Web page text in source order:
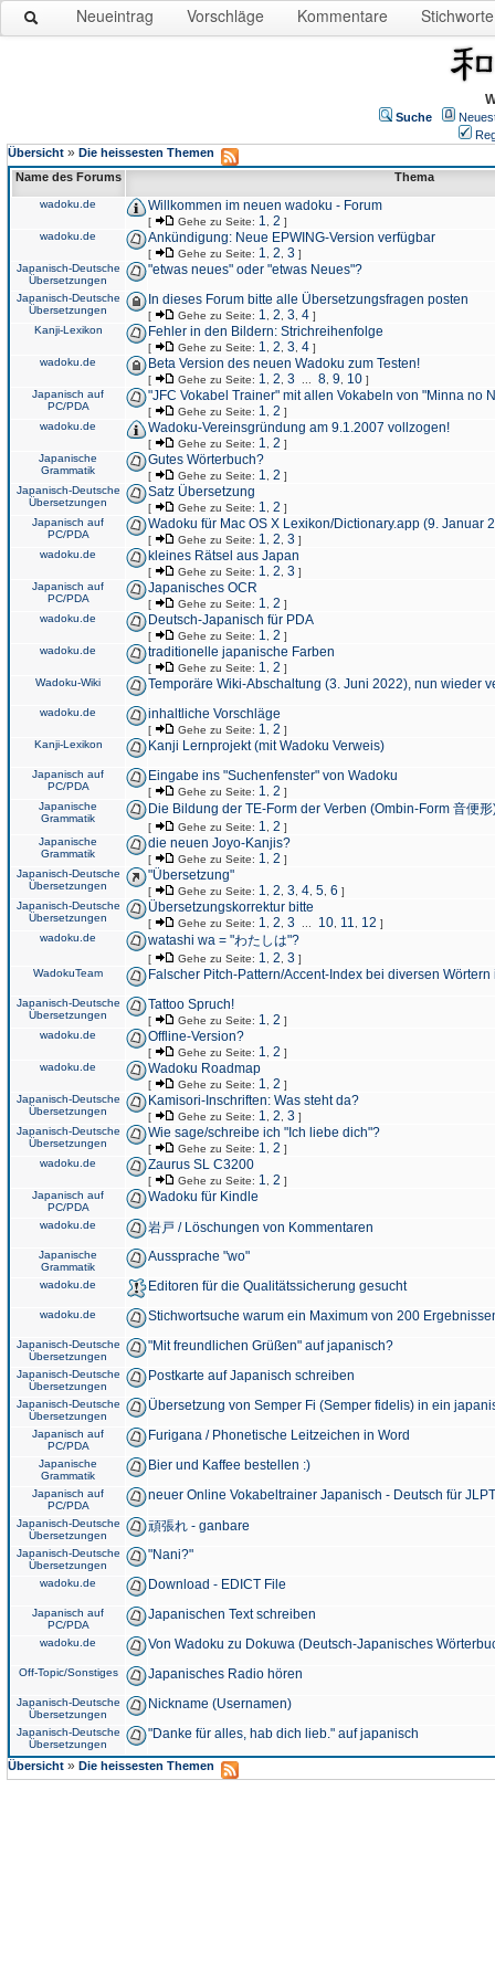
Neueintrag Vorschläge Kommentare Stichworte
Suche
Übersicht » Die heissesten Themen
Name des Forums
Thema
wadoku.de Willkommen im neuen wadoku - Forum
[ Gehe zu Seite: 1 2 ]
wadoku.de
Ankündigung: Neue EPWING-Version verfügbar
[ Gehe zu Seite: 1 2 3 ]
Japanisch-Deutsche
Übersetzungen
"etwas neues" oder "etwas Neues"?
Japanisch-Deutsche
Übersetzungen
In dieses Forum bitte alle Übersetzungsfragen posten
[ Gehe zu Seite: 1 2 3 4 ]
Kanji-Lexikon
Fehler in den Bildern: Strichreihenfolge
[ Gehe zu Seite: 1 2 3 4 ]
wadoku.de
Beta Version des neuen Wadoku zum Testen!
[ Gehe zu Seite: 1 2 3 8 9 10 ]
Japanisch auf
PC/PDA
"JFC Vokabel Trainer" mit allen Vokabeln von "Minna no
[ Gehe zu Seite: 1 2 ]
wadoku.de
Wadoku-Vereinsgründung am 9.1.2007 vollzogen!
[ Gehe zu Seite: 1 2 ]
Japanische
Grammatik
Gutes Wörterbuch?
[ Gehe zu Seite: 1 2 ]
Japanisch-Deutsche
Übersetzungen
Satz Übersetzung
[ Gehe zu Seite: 1 2 ]
Japanisch auf
PC/PDA
Wadoku für Mac OS X Lexikon/Dictionary.app (9. Januar
[ Gehe zu Seite: 1 2 3 ]
wadoku.de
kleines Rätsel aus Japan
[ Gehe zu Seite: 1 2 3 ]
Japanisch auf
PC/PDA
Japanisches OCR
[ Gehe zu Seite: 1 2 ]
wadoku.de
Deutsch-Japanisch für PDA
[ Gehe zu Seite: 1 2 ]
wadoku.de
traditionelle japanische Farben
[ Gehe zu Seite: 1 2 ]
Wadoku-Wiki
Temporäre Wiki-Abschaltung (3. Juni 2022), nun wieder
wadoku.de inhaltliche Vorschläge
[ Gehe zu Seite: 1 2 ]
Kanji-Lexikon
Kanji Lernprojekt (mit Wadoku Verweis)
Japanisch auf
PC/PDA
Eingabe ins "Suchenfenster" von Wadoku
[ Gehe zu Seite: 1 2 ]
Japanische
Grammatik
Die Bildung der TE-Form der Verben (Ombin-Form 音便形
[ Gehe zu Seite: 1 2 ]
Japanische
Grammatik
die neuen Joyo-Kanjis?
[ Gehe zu Seite: 1 2 ]
Japanisch-Deutsche
Übersetzungen
"Übersetzung"
[ Gehe zu Seite: 1 2 3 4 5 6 ]
Japanisch-Deutsche
Übersetzungen
Übersetzungskorrektur bitte
[ Gehe zu Seite: 1 2 3 10 11 12 ]
wadoku.de
watashi wa = "わたしは"?
[ Gehe zu Seite: 1 2 3 ]
WadokuTeam
Falscher Pitch-Pattern/Accent-Index bei diversen
Japanisch-Deutsche
Übersetzungen
Tattoo Spruch!
[ Gehe zu Seite: 1 2 ]
wadoku.de
Offline-Version?
[ Gehe zu Seite: 1 2 ]
wadoku.de
Wadoku Roadmap
[ Gehe zu Seite: 1 2 ]
Japanisch-Deutsche
Übersetzungen
Kamisori-Inschriften: Was steht da?
[ Gehe zu Seite: 1 2 3 ]
Japanisch-Deutsche
Übersetzungen
Wie sage/schreibe ich "Ich liebe dich"?
[ Gehe zu Seite: 1 2 ]
wadoku.de
Zaurus SL C3200
[ Gehe zu Seite: 1 2 ]
Japanisch auf
PC/PDA
Wadoku für Kindle
wadoku.de 岩戸 / Löschungen von Kommentaren
Japanische
Grammatik
Aussprache "wo"
wadoku.de Editoren für die Qualitätssicherung gesucht
wadoku.de Stichwortsuche warum ein Maximum von 200
Japanisch-Deutsche
Übersetzungen
"Mit freundlichen Grüßen" auf japanisch?
Japanisch-Deutsche
Übersetzungen
Postkarte auf Japanisch schreiben
Japanisch-Deutsche
Übersetzungen
Übersetzung von Semper Fi (Semper fidelis) in ein
Japanisch auf
PC/PDA
Furigana / Phonetische Leitzeichen in Word
Japanische
Grammatik
Bier und Kaffee bestellen :)
Japanisch auf
PC/PDA
neuer Online Vokabeltrainer Japanisch - Deutsch für
Japanisch-Deutsche
Übersetzungen
頑張れ - ganbare
Japanisch-Deutsche
Übersetzungen
"Nani?"
wadoku.de Download - EDICT File
Japanisch auf
PC/PDA
Japanischen Text schreiben
wadoku.de Von Wadoku zu Dokuwa (Deutsch-Japanisches
Off-Topic/Sonstiges Japanisches Radio hören
Japanisch-Deutsche
Übersetzungen
Nickname (Usernamen)
Japanisch-Deutsche
Übersetzungen
"Danke für alles, hab dich lieb." auf japanisch
Übersicht » Die heissesten Themen